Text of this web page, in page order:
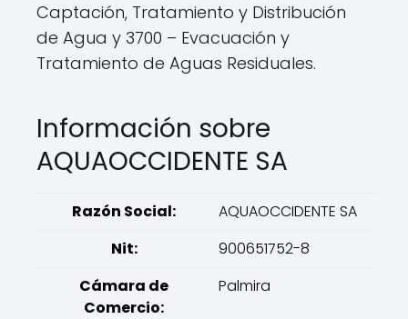
Captación, Tratamiento y Distribución
de Agua y 3700 – Evacuación y
Tratamiento de Aguas Residuales.
Información sobre
AQUAOCCIDENTE SA
Razón Social:
AQUAOCCIDENTE SA
Nit:
900651752-8
Cámara de
Comercio:
Palmira